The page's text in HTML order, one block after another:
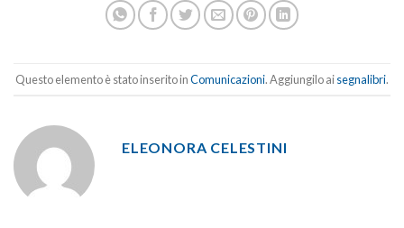
Questo elemento è stato inserito inComunicazioni. Aggiungilo aisegnalibri.
ELEONORA CELESTINI